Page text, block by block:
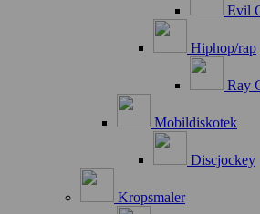
Evil
Hiphop/rap
Ray
Mobildiskotek
Discjockey
Kropsmaler